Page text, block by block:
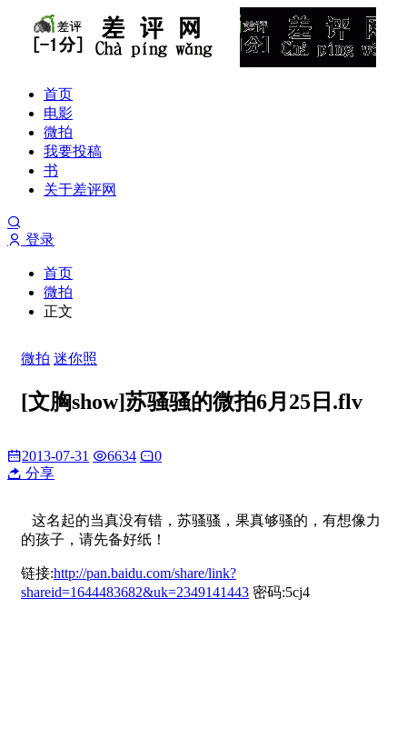
首页
电影
微拍
我要投稿
书
关于差评网
登录
首页
微拍
正文
微拍 迷你照
[文胸show]苏骚骚的微拍6月25日.flv
2013-07-31 6634
0
分享
这名起的当真没有错，苏骚骚，果真够骚的，有想像力
的孩子，请先备好纸！
链接:http://pan.baidu.com/share/link?
shareid=1644483682&uk=2349141443 密码:5cj4